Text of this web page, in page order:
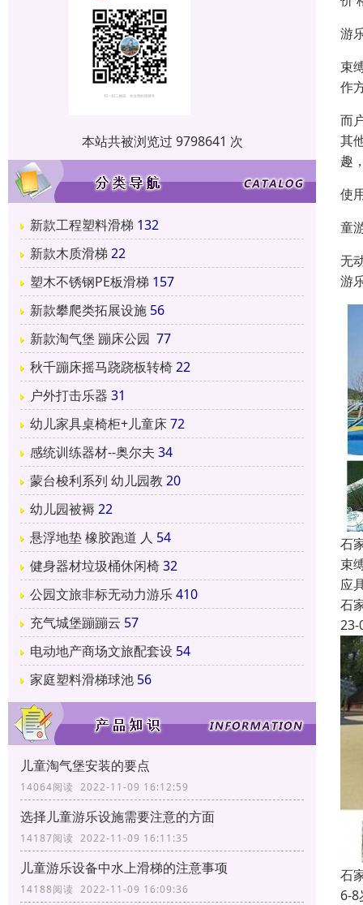
本站共被浏览过 9798641 次
新款工程塑料滑梯 132
新款木质滑梯 22
塑木不锈钢PE板滑梯 157
新款攀爬类拓展设施 56
新款淘气堡 蹦床公园 77
秋千蹦床摇马跷跷板转椅22
户外打击乐器 31
幼儿家具桌椅柜+儿童床72
感统训练器材--奥尔夫 34
蒙台梭利系列 幼儿园教 20
幼儿园被褥 22
悬浮地垫 橡胶跑道 人 54
健身器材垃圾桶休闲椅32
公园文旅非标无动力游乐410
充气城堡蹦蹦云 57
电动地产商场文旅配套设 54
家庭塑料滑梯球池 56
儿童淘气堡安装的要点
14064阅读 2022-11-09 16:12:59
选择儿童游乐设施需要注意的方面
14187阅读 2022-11-09 16:11:35
儿童游乐设备中水上滑梯的注意事项
14188阅读 2022-11-09 16:09:36
游
束
作
而
其
趣
使
童
无
游
石
束
应
石
23-
石
6-